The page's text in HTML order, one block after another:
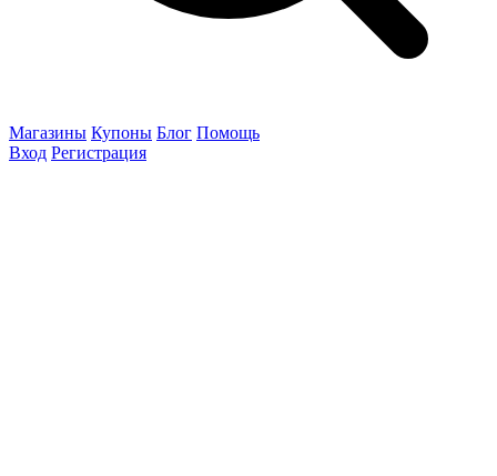
Магазины Купоны Блог Помощь
Вход Регистрация